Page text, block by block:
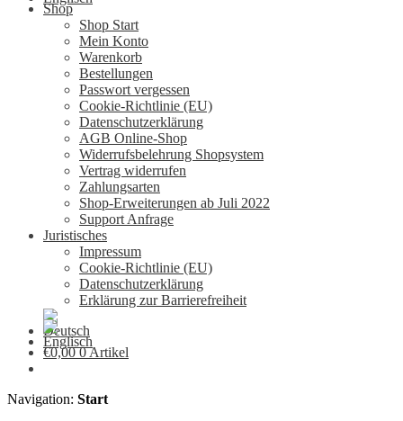
Shop
Shop Start
Mein Konto
Warenkorb
Bestellungen
Passwort vergessen
Cookie-Richtlinie (EU)
Datenschutzerklärung
AGB Online-Shop
Widerrufsbelehrung Shopsystem
Vertrag widerrufen
Zahlungsarten
Shop-Erweiterungen ab Juli 2022
Support Anfrage
Juristisches
Impressum
Cookie-Richtlinie (EU)
Datenschutzerklärung
Erklärung zur Barrierefreiheit
€0,00 0 Artikel
Navigation: Start